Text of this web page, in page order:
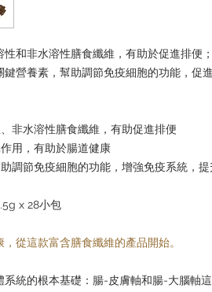
性和非水溶性膳食纖維，有助於促進排便
鍵營養素，幫助調節免疫細胞的功能，促
非水溶性膳食纖維，有助促進排便
用，有助於腸道健康
調節免疫細胞的功能，增強免疫系統，
x 28小包
，從這款富含膳食纖維的產品開始。
系統的根本基礎：腸-皮膚軸和腸-大腦軸